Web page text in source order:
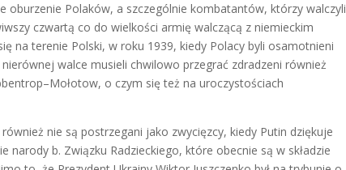
oburzenie Polaków, a szczególnie kombatantów, którzy walczyli
czwartą co do wielkości armię walczącą z niemieckim
na terenie Polski, w roku 1939, kiedy Polacy byli osamotnieni
walce musieli chwilowo przegrać zdradzeni również
o czym się też na uroczystościach
nie są postrzegani jako zwycięzcy, kiedy Putin dziękuje
b. Związku Radzieckiego, które obecnie są w składzie